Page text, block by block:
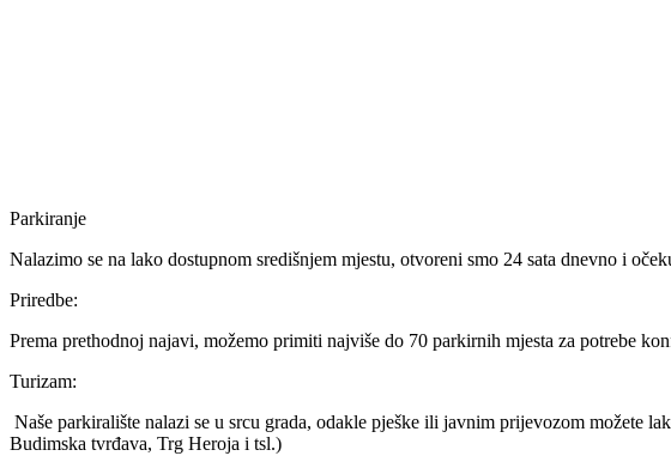
Parkiranje
Nalazimo se na lako dostupnom središnjem mjestu, otvoreni smo 24 sata dnevno i
Priredbe:
Prema prethodnoj najavi, možemo primiti najviše do 70 parkirnih mjesta za potrebe
Turizam:
Naše parkiralište nalazi se u srcu grada, odakle pješke ili javnim prijevozom možete
Budimska tvrđava, Trg Heroja i tsl.)